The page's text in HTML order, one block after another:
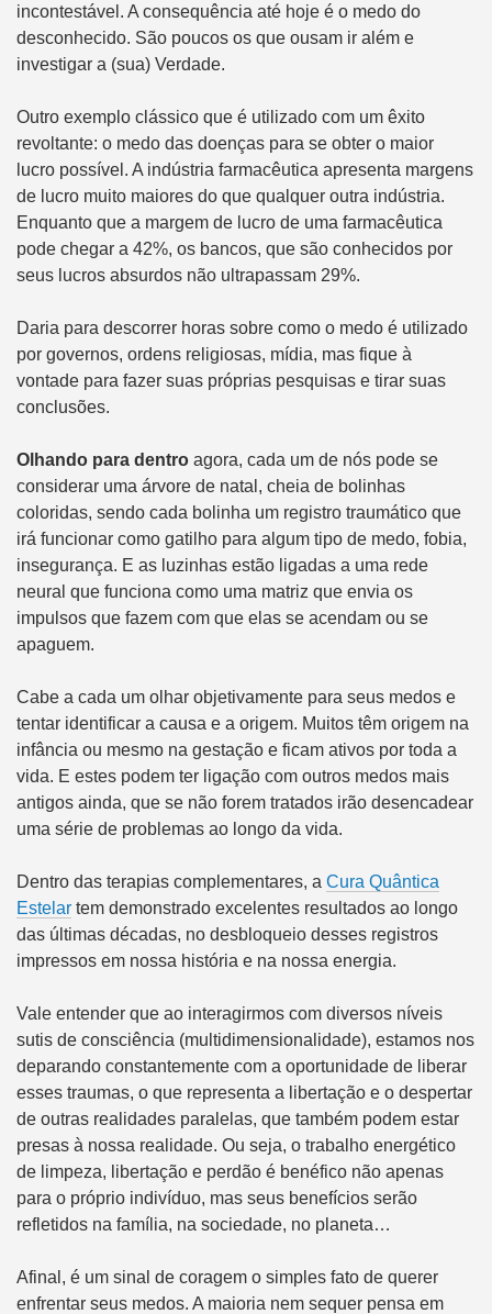
incontestável. A consequência até hoje é o medo do
desconhecido. São poucos os que ousam ir além e
investigar a (sua) Verdade.
Outro exemplo clássico que é utilizado com um êxito
revoltante: o medo das doenças para se obter o maior
lucro possível. A indústria farmacêutica apresenta margens
de lucro muito maiores do que qualquer outra indústria.
Enquanto que a margem de lucro de uma farmacêutica
pode chegar a 42%, os bancos, que são conhecidos por
seus lucros absurdos não ultrapassam 29%.
Daria para descorrer horas sobre como o medo é utilizado
por governos, ordens religiosas, mídia, mas fique à
vontade para fazer suas próprias pesquisas e tirar suas
conclusões.
Olhando para dentroagora, cada um de nós pode se
considerar uma árvore de natal, cheia de bolinhas
coloridas, sendo cada bolinha um registro traumático que
irá funcionar como gatilho para algum tipo de medo, fobia,
insegurança. E as luzinhas estão ligadas a uma rede
neural que funciona como uma matriz que envia os
impulsos que fazem com que elas se acendam ou se
apaguem.
Cabe a cada um olhar objetivamente para seus medos e
tentar identificar a causa e a origem. Muitos têm origem na
infância ou mesmo na gestação e ficam ativos por toda a
vida. E estes podem ter ligação com outros medos mais
antigos ainda, que se não forem tratados irão desencadear
uma série de problemas ao longo da vida.
Dentro das terapias complementares, a Cura Quântica
Estelartem demonstrado excelentes resultados ao longo
das últimas décadas, no desbloqueio desses registros
impressos em nossa história e na nossa energia.
Vale entender que ao interagirmos com diversos níveis
sutis de consciência (multidimensionalidade), estamos nos
deparando constantemente com a oportunidade de liberar
esses traumas, o que representa a libertação e o despertar
de outras realidades paralelas, que também podem estar
presas à nossa realidade. Ou seja, o trabalho energético
de limpeza, libertação e perdão é benéfico não apenas
para o próprio indivíduo, mas seus benefícios serão
refletidos na família, na sociedade, no planeta…
Afinal, é um sinal de coragem o simples fato de querer
enfrentar seus medos. A maioria nem sequer pensa em